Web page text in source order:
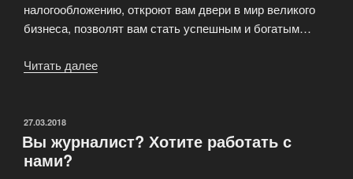
налогообложению, откроют вам двери в мир великого
бизнеса, позволят вам стать успешным и богатым…
Читать далее
полезной
ОПУБЛИКОВАНО
27.03.2018
Вы журналист? Хотите работать с
нами?